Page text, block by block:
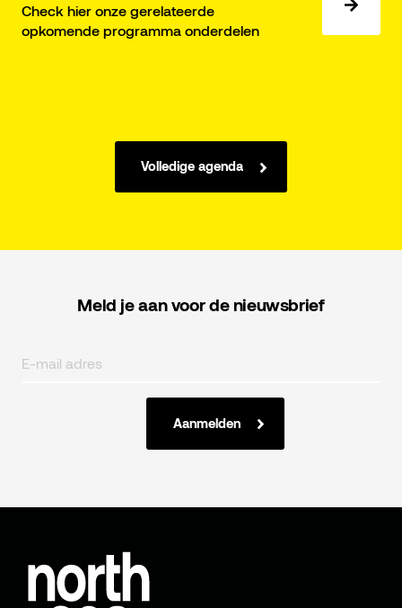
Check hier onze gerelateerde
opkomende programma onderdelen
Volledige agenda
Meld je aan voor de nieuwsbrief
Aanmelden